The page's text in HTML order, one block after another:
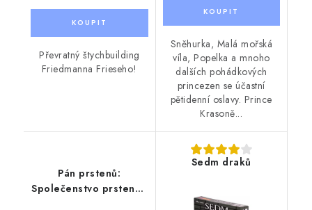
Převratný štychbuilding
Friedmanna Frieseho!
Sněhurka, Malá mořská
víla, Popelka a mnoho
dalších pohádkových
princezen se účastní
pětidenní oslavy. Prince
Krasoně...
Pán prstenů:
Společenstvo prstenu -
Sedm draků